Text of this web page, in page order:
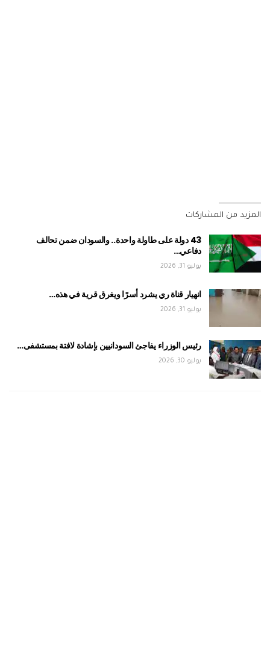
المزيد من المشاركات
43 دولة على طاولة واحدة.. والسودان ضمن تحالف
دفاعي…
يوليو 31, 2026
انهيار قناة ري يشرد أسرًا ويغرق قرية في هذه…
يوليو 31, 2026
رئيس الوزراء يفاجئ السودانيين بإشادة لافتة بمستشفى…
يوليو 30, 2026